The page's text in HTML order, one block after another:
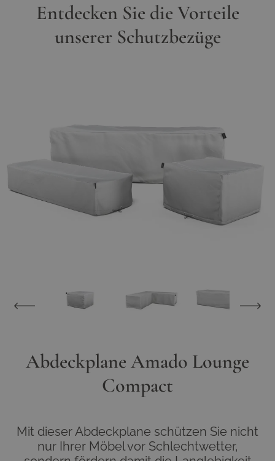
Entdecken Sie die Vorteile
unserer Schutzbezüge
Abdeckplane Amado Lounge
Compact
Mit dieser Abdeckplane schützen Sie nicht
nur Ihrer Möbel vor Schlechtwetter,